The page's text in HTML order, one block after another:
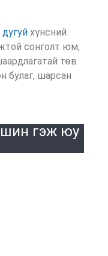
хүнсний
сонголт юм,
төв
булаг, шарсан
гэж юу